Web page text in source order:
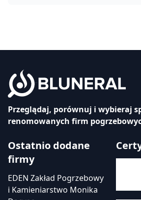
Przeglądaj, porównuj i wybieraj
renomowanych firm
Ostatnio dodane
firmy
EDEN Zakład Pogrzebowy
i Kamieniarstwo Monika